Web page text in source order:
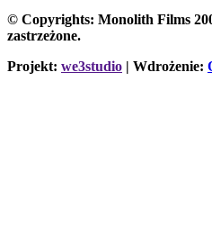
© Copyrights: Monolith Films
zastrzeżone.
Projekt: we3studio | Wdrożenie: